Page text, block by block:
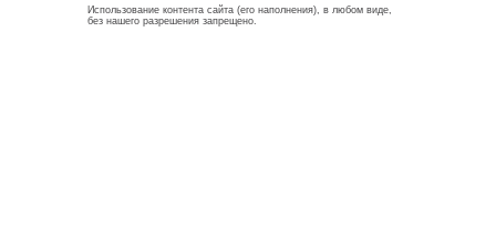
Использование контента сайта (его наполнения), в любом виде,
без нашего разрешения запрещено.